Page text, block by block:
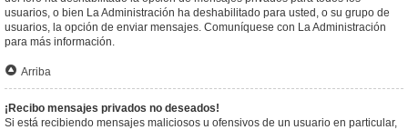
usuarios, o bien La Administración ha deshabilitado para usted, o su grupo de
usuarios, la opción de enviar mensajes. Comuníquese con La Administración
para más información.
Arriba
¡Recibo mensajes privados no deseados!
Si está recibiendo mensajes maliciosos u ofensivos de un usuario en particular,